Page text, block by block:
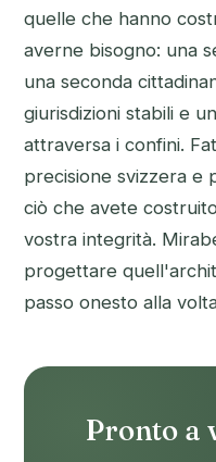
quelle che hanno
averne bisogno: una
una seconda
giurisdizioni stabili e
attraversa i confini.
precisione svizzera e
ciò che avete
vostra integrità.
progettare
passo onesto alla
Pronto a